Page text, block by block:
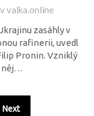
valka.online
zasáhly v
rafinerii, uvedl
Pronin. Vzniklý
něj…
Next